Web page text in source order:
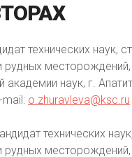
технических наук,
месторождений,
наук, г.
mail: o.zhuravleva@ksc.ru
технических
месторождений,